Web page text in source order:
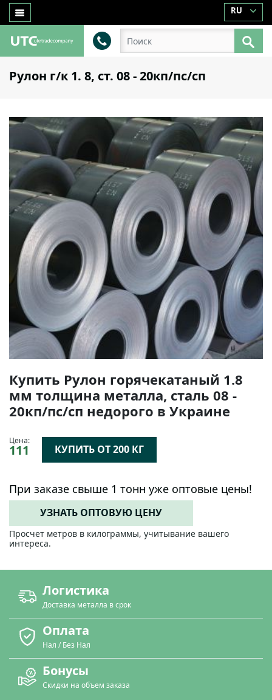
RU
Рулон г/к 1. 8, ст. 08 - 20кп/пс/сп
Купить Рулон горячекатаный 1.8
мм толщина металла, сталь 08 -
20кп/пс/сп недорого в Украине
Цена:
111 КУПИТЬ ОТ 200 КГ
При заказе свыше 1 тонн уже оптовые цены!
УЗНАТЬ ОПТОВУЮ ЦЕНУ
Просчет метров в килограммы, учитывание вашего
интереса.
Логистика
Доставка металла в срок
Оплата
Нал / Без Нал
Бонусы
Скидки на объем заказа